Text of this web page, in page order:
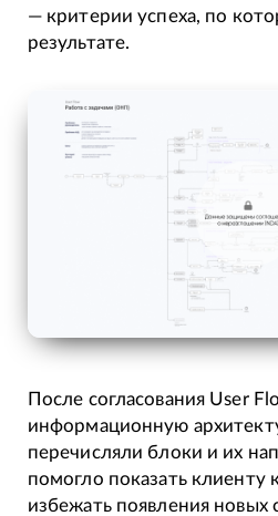
— критерии успеха, по
результате.
После согласования User
информационную
перечисляли блоки и их
помогло показать клиенту
избежать появления новых